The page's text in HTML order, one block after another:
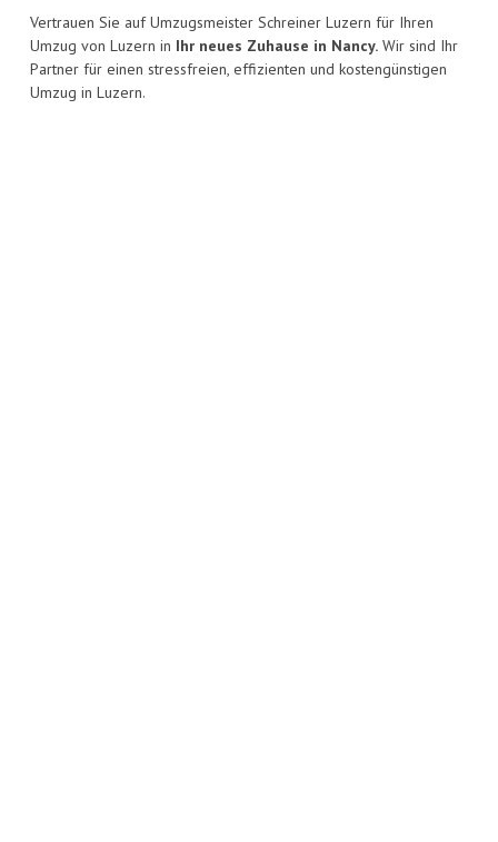
Vertrauen Sie auf Umzugsmeister Schreiner Luzern für Ihren
Umzug von Luzern in Ihr neues Zuhause in Nancy. Wir sind Ihr
Partner für einen stressfreien, effizienten und kostengünstigen
Umzug in Luzern.